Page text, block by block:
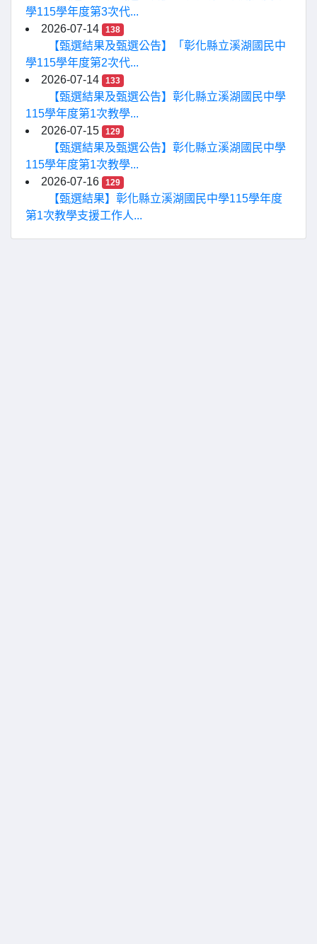
學115學年度第3次代...
2026-07-14
138
【甄選結果及甄選公告】「彰化縣立溪湖國民中
學115學年度第2次代...
2026-07-14
133
【甄選結果及甄選公告】彰化縣立溪湖國民中學
115學年度第1次教學...
2026-07-15
129
【甄選結果及甄選公告】彰化縣立溪湖國民中學
115學年度第1次教學...
2026-07-16
129
【甄選結果】彰化縣立溪湖國民中學115學年度
第1次教學支援工作人...